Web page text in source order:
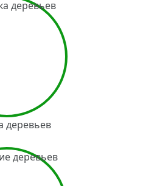
деревьев